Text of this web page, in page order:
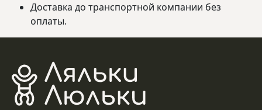
Доставка до транспортной компании без
оплаты.